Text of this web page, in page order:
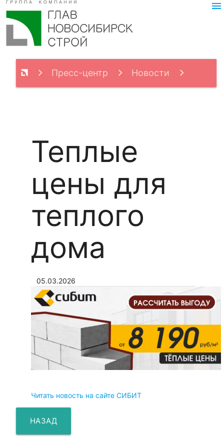
menu
Пресс-центр Новости
Теплые
цены для
теплого
дома
05.03.2026
Читать новость на сайте СИБИТ
НАЗАД